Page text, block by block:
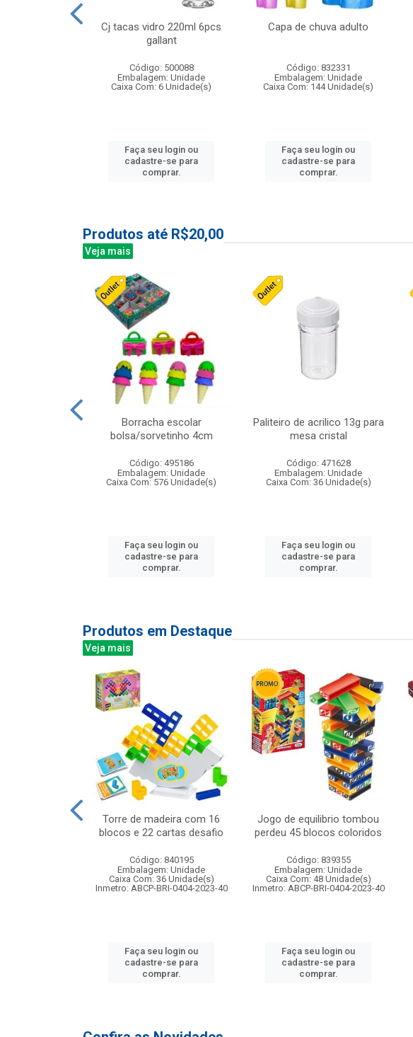
Cj tacas vidro 220ml 6pcs
gallant
Código: 500088
Embalagem: Unidade
Caixa Com: 6 Unidade(s)
Faça seu login ou
cadastre-se para
comprar.
Capa de chuva adulto
Código: 832331
Embalagem: Unidade
Caixa Com: 144 Unidade(s)
Faça seu login ou
cadastre-se para
comprar.
Produtos até R$20,00
Veja mais
Borracha escolar
bolsa/sorvetinho 4cm
Código: 495186
Embalagem: Unidade
Caixa Com: 576 Unidade(s)
Faça seu login ou
cadastre-se para
comprar.
Paliteiro de acrilico 13g para
mesa cristal
Código: 471628
Embalagem: Unidade
Caixa Com: 36 Unidade(s)
Faça seu login ou
cadastre-se para
comprar.
Produtos em Destaque
Veja mais
Torre de madeira com 16
blocos e 22 cartas desafio
Código: 840195
Embalagem: Unidade
Caixa Com: 36 Unidade(s)
Inmetro: ABCP-BRI-0404-2023-40
Faça seu login ou
cadastre-se para
comprar.
Jogo de equilibrio tombou
perdeu 45 blocos coloridos
Código: 839355
Embalagem: Unidade
Caixa Com: 48 Unidade(s)
Inmetro: ABCP-BRI-0404-2023-40
Faça seu login ou
cadastre-se para
comprar.